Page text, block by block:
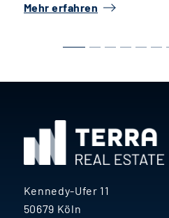
Mehr erfahren
Kennedy-Ufer 11
50679 Köln